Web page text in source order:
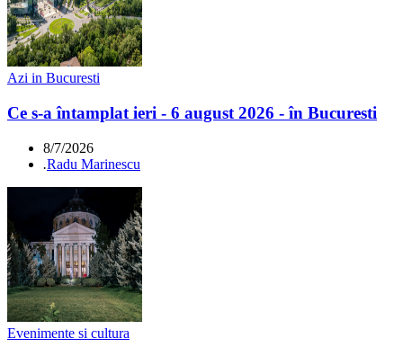
Azi in Bucuresti
Ce s-a întamplat ieri - 6 august 2026 - în Bucuresti
8/7/2026
.Radu Marinescu
Evenimente si cultura